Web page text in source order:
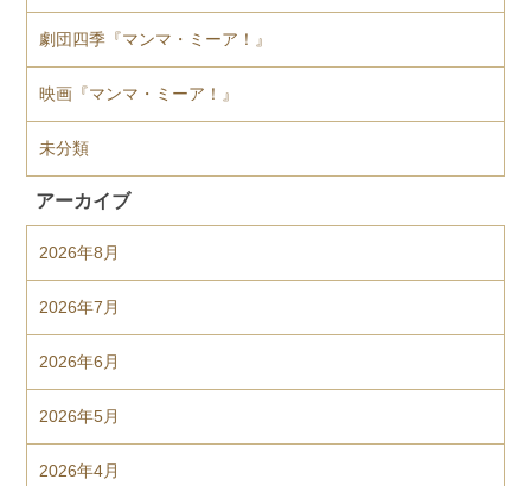
劇団四季『マンマ・ミーア！』
映画『マンマ・ミーア！』
未分類
アーカイブ
2026年8月
2026年7月
2026年6月
2026年5月
2026年4月